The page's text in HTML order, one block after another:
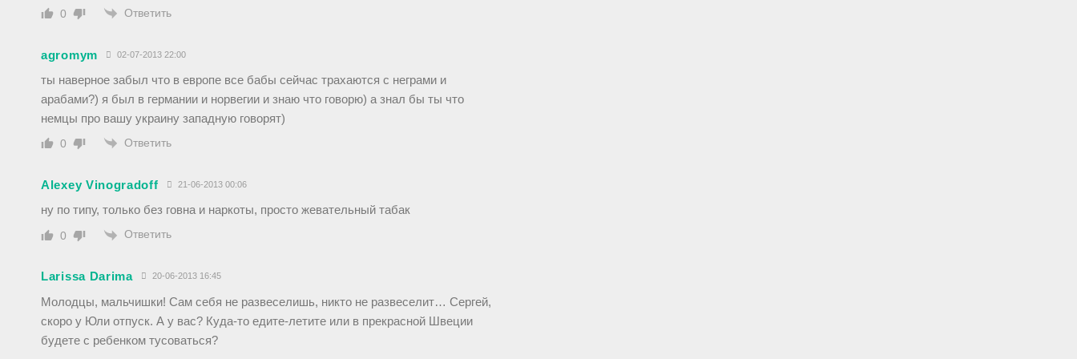
0 Ответить
agromym 02-07-2013 22:00
ты наверное забыл что в европе все бабы сейчас трахаются с неграми и
арабами?) я был в германии и норвегии и знаю что говорю) а знал бы ты что
немцы про вашу украину западную говорят)
0 Ответить
Alexey Vinogradoff 21-06-2013 00:06
ну по типу, только без говна и наркоты, просто жевательный табак
0 Ответить
Larissa Darima 20-06-2013 16:45
Молодцы, мальчишки! Сам себя не развеселишь, никто не развеселит… Сергей,
скоро у Юли отпуск. А у вас? Куда-то едите-летите или в прекрасной Швеции
будете с ребенком тусоваться?